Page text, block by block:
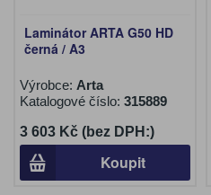
Laminátor ARTA G50 HD
černá / A3
Výrobce: Arta
Katalogové číslo: 315889
3 603 Kč (bez DPH:)
Koupit